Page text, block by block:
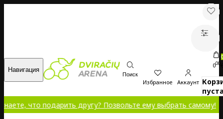
Навигация
Поиск
Избранное Аккаунт
0
000
подарить другу? Позвольте ему выбрать самому!